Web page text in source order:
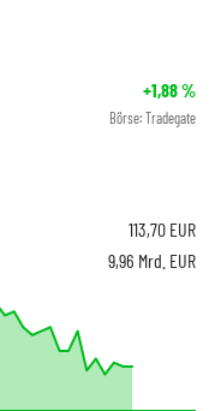
+1,88%
Börse: Tradegate
113,70 EUR
9,96 Mrd. EUR